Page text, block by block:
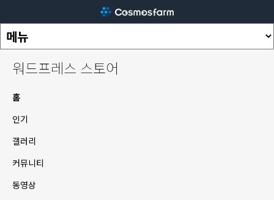
워드프레스 스토어
홈
인기
갤러리
커뮤니티
동영상